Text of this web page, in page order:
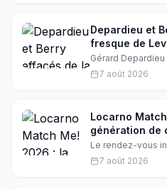
qui électrise
Depardieu et
fresque de
Laurent les
Gérard
de la fresque « Le
Levallois-Perret.
7 août 2026
Locarno
génération de
cinéma
Le rendez-vous
d'auteur à
les jeunes
7 août 2026